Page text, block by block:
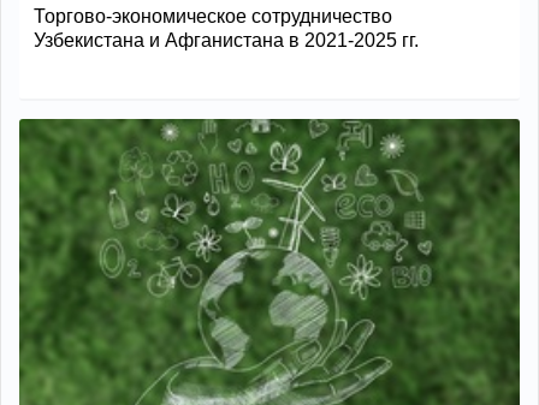
Торгово-экономическое сотрудничество
Узбекистана и Афганистана в 2021-2025 гг.